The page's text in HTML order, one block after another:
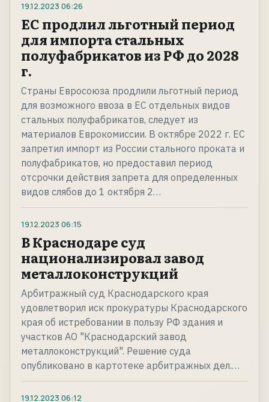
19.12.2023 06:26
ЕС продлил льготный период
для импорта стальных
полуфабрикатов из РФ до 2028
г.
Страны Евросоюза продлили льготный период
для возможного ввоза в ЕС отдельных видов
стальных полуфабрикатов, следует из
материалов Еврокомиссии. В октябре 2022 г. ЕС
запретил импорт из России стального проката и
полуфабрикатов, но предоставил период
отсрочки действия запрета для определенных
видов слябов до 1 октября 2…
19.12.2023 06:15
В Краснодаре суд
национализировал завод
металлоконструкций
Арбитражный суд Краснодарского края
удовлетворил иск прокуратуры Краснодарского
края об истребовании в пользу РФ здания и
участков АО "Краснодарский завод
металлоконструкций". Решение суда
опубликовано в картотеке арбитражных дел.…
19.12.2023 06:12